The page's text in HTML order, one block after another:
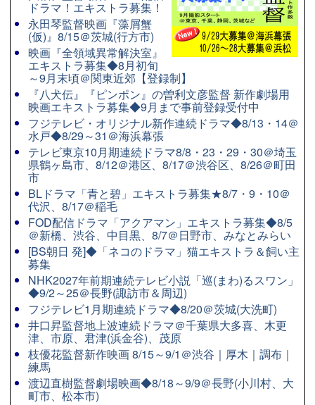
ドラマ！エキストラ募集！
永田琴監督映画『藻屑蟹
(仮)』8/15＠茨城(行方市)
映画『全領域異常解決室』
エキストラ募集◆8月初旬
～9月末頃＠関東近郊【登録制】
『八犬伝』『ピンポン』の曽利文彦監督 新作劇場用
映画エキストラ募集◆9月まで事前登録受付中
フジテレビ・オリジナル新作連続ドラマ◆8/13・14＠
水戸◆8/29～31＠海浜幕張
テレビ東京10月期連続ドラマ8/8・23・29・30＠埼玉
県鶴ヶ島市、8/12＠港区、8/17＠渋谷区、8/26＠町田
市
BLドラマ「青と碧」エキストラ募集★8/7・9・10＠
代沢、8/17＠稲毛
FOD配信ドラマ「アクアマン」エキストラ募集◆8/5
＠新橋、渋谷、中目黒、8/7＠日野市、みなとみらい
[BS朝日 発]◆「ネコのドラマ」猫エキストラ＆飼い主
募集
NHK2027年前期連続テレビ小説「巡(まわ)るスワン」
◆9/2～25＠長野(諏訪市＆周辺)
フジテレビ1月期連続ドラマ◆8/20＠茨城(大洗町)
井口昇監督地上波連続ドラマ＠千葉県大多喜、木更
津、市原、君津(浜金谷)、茂原
枝優花監督新作映画 8/15～9/1＠渋谷｜厚木｜調布｜
練馬
渡辺直樹監督劇場映画◆8/18～9/9＠長野(小川村、大
町市、松本市)